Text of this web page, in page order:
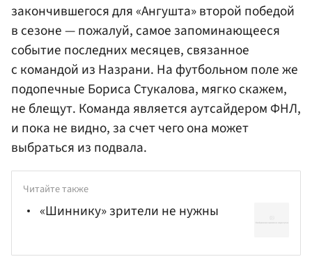
закончившегося для «Ангушта» второй победой
в сезоне — пожалуй, самое запоминающееся
событие последних месяцев, связанное
с командой из Назрани. На футбольном поле же
подопечные Бориса Стукалова, мягко скажем,
не блещут. Команда является аутсайдером ФНЛ,
и пока не видно, за счет чего она может
выбраться из подвала.
Читайте также
«Шиннику» зрители не нужны